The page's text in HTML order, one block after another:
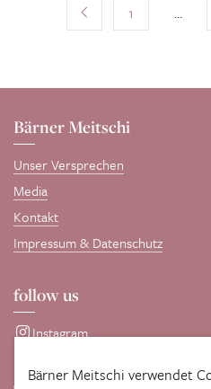
Bärner Meitschi verwendet
1 ...
Bärner Meitschi
Unser Versprechen
Media
Kontakt
Impressum & Datenschutz
follow us
Instagram